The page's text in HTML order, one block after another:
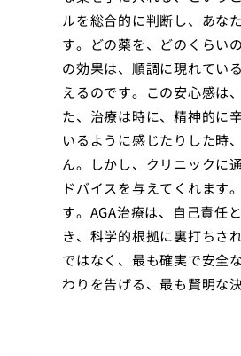
ルを総合的に判断し、あな
す。どの薬を、どのくらい
の効果は、順調に現れてい
えるのです。この安心感は
た、治療は時に、精神的に
いるように感じたりした時
ん。しかし、クリニックに
ドバイスを与えてくれます
す。AGA治療は、自己責任
き、科学的根拠に裏打ちさ
ではなく、最も確実で安全
わりを告げる、最も賢明な